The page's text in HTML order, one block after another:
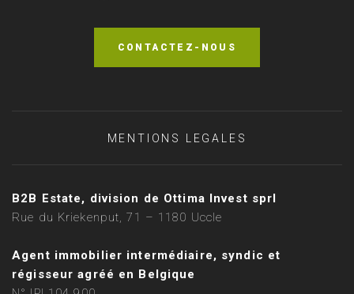
CONTACTEZ-NOUS
MENTIONS LEGALES
B2B Estate, division de Ottima Invest sprl
Rue du Kriekenput, 71 – 1180 Uccle
Agent immobilier intermédiaire, syndic et
régisseur agréé en Belgique